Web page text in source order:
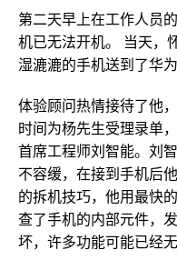
第二天早上在工作人员
机已无法开机。 当天，
湿漉漉的手机送到了华
体验顾问热情接待了他
时间为杨先生受理录单
首席工程师刘智能。刘
不容缓，在接到手机后
的拆机技巧，他用最快
查了手机的内部元件，
坏，许多功能可能已经